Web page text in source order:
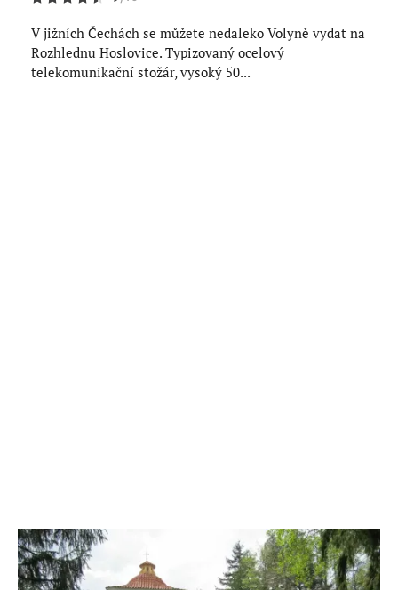
V jižních Čechách se můžete nedaleko Volyně vydat na
Rozhlednu Hoslovice. Typizovaný ocelový
telekomunikační stožár, vysoký 50...